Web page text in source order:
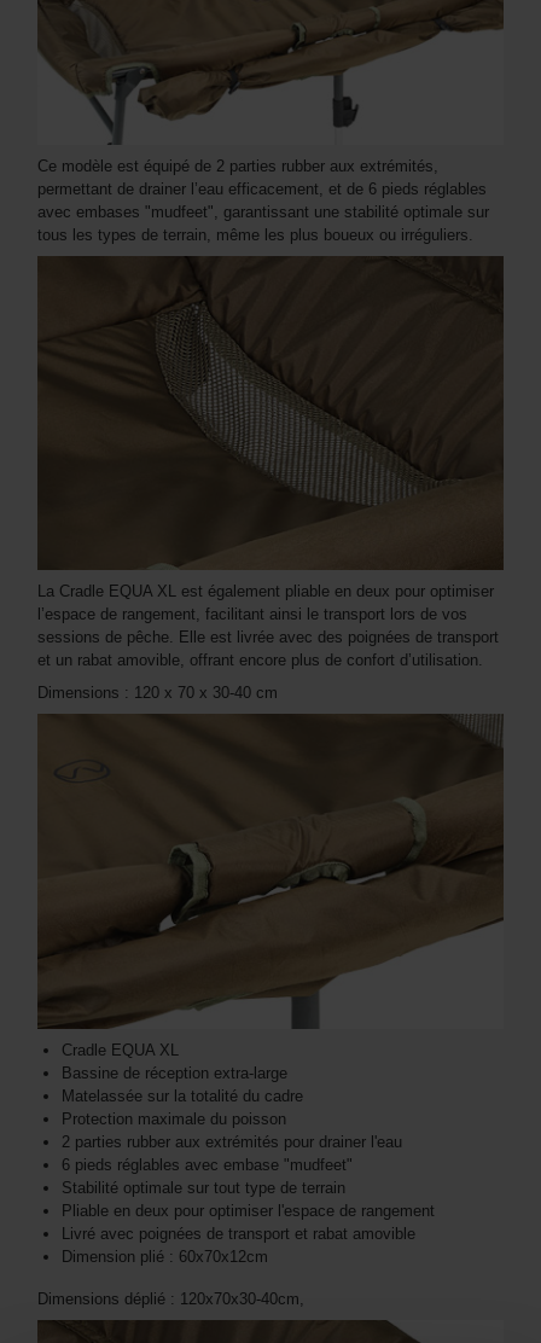
Ce modèle est équipé de 2 parties rubber aux extrémités,
permettant de drainer l’eau efficacement, et de 6 pieds réglables
avec embases "mudfeet", garantissant une stabilité optimale sur
tous les types de terrain, même les plus boueux ou irréguliers.
La Cradle EQUA XL est également pliable en deux pour optimiser
l’espace de rangement, facilitant ainsi le transport lors de vos
sessions de pêche. Elle est livrée avec des poignées de transport
et un rabat amovible, offrant encore plus de confort d’utilisation.
Dimensions : 120 x 70 x 30-40 cm
Cradle EQUA XL
Bassine de réception extra-large
Matelassée sur la totalité du cadre
Protection maximale du poisson
2 parties rubber aux extrémités pour drainer l'eau
6 pieds réglables avec embase "mudfeet"
Stabilité optimale sur tout type de terrain
Pliable en deux pour optimiser l'espace de rangement
Livré avec poignées de transport et rabat amovible
Dimension plié : 60x70x12cm
Dimensions déplié : 120x70x30-40cm,